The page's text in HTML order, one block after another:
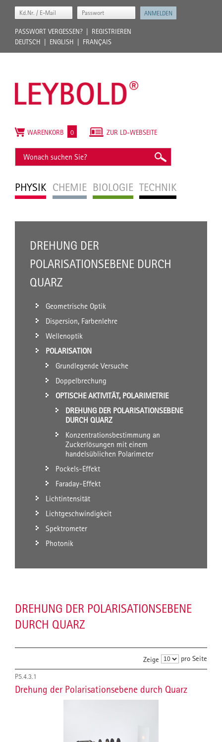
PASSWORT VERGESSEN?
REGISTRIEREN
DEUTSCH
ENGLISH FRANÇAIS
PHYSIK CHEMIE BIOLOGIE TECHNIK
ZUR LD-WEBSEITE
WARENKORB 0
DREHUNG DER
POLARISATIONSEBENE DURCH
QUARZ
Geometrische Optik
Dispersion, Farbenlehre
Wellenoptik
POLARISATION
Grundlegende Versuche
Doppelbrechung
OPTISCHE AKTIVITÄT, POLARIMETRIE
DREHUNG DER POLARISATIONSEBENE
DURCH QUARZ
Konzentrationsbestimmung an
Zuckerlösungen mit einem
handelsüblichen Polarimeter
Pockels-Effekt
Faraday-Effekt
Lichtintensität
Lichtgeschwindigkeit
Spektrometer
Photonik
DREHUNG DER POLARISATIONSEBENE
DURCH QUARZ
Zeige pro Seite
P5.4.3.1
Drehung der Polarisationsebene durch Quarz